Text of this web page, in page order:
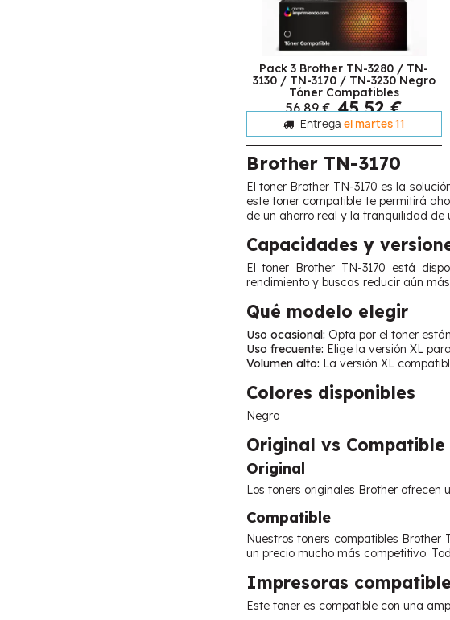
Pack 3 Brother TN-3280 / TN-
3130 / TN-3170 / TN-3230 Negro
Tóner Compatibles
56,89 € 45,52 €
Entrega el martes 11
Brother TN-3170
El toner Brother TN-3170 es la
este toner compatible te permitirá
de un ahorro real y la tranquilidad de
Capacidades y
El toner Brother TN-3170 está
rendimiento y buscas reducir aún
Qué modelo elegir
Uso ocasional: Opta por el toner
Uso frecuente: Elige la versión XL
Volumen alto: La versión XL
Colores disponibles
Negro
Original vs Compatible
Original
Los toners originales Brother
Compatible
Nuestros toners compatibles
un precio mucho más competitivo.
Impresoras
Este toner es compatible con una